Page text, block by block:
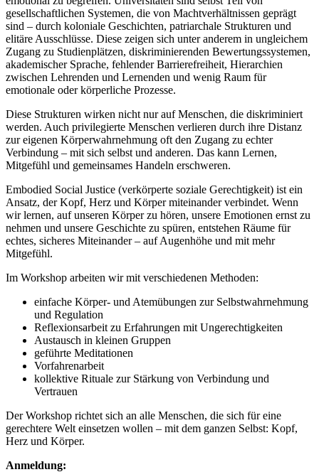
gesellschaftlichen Systemen, die von Machtverhältnissen geprägt
sind – durch koloniale Geschichten, patriarchale Strukturen und
elitäre Ausschlüsse. Diese zeigen sich unter anderem in ungleichem
Zugang zu Studienplätzen, diskriminierenden Bewertungssystemen,
akademischer Sprache, fehlender Barrierefreiheit, Hierarchien
zwischen Lehrenden und Lernenden und wenig Raum für
emotionale oder körperliche Prozesse.
Diese Strukturen wirken nicht nur auf Menschen, die diskriminiert
werden. Auch privilegierte Menschen verlieren durch ihre Distanz
zur eigenen Körperwahrnehmung oft den Zugang zu echter
Verbindung – mit sich selbst und anderen. Das kann Lernen,
Mitgefühl und gemeinsames Handeln erschweren.
Embodied Social Justice (verkörperte soziale Gerechtigkeit) ist ein
Ansatz, der Kopf, Herz und Körper miteinander verbindet. Wenn
wir lernen, auf unseren Körper zu hören, unsere Emotionen ernst zu
nehmen und unsere Geschichte zu spüren, entstehen Räume für
echtes, sicheres Miteinander – auf Augenhöhe und mit mehr
Mitgefühl.
Im Workshop arbeiten wir mit verschiedenen Methoden:
einfache Körper- und Atemübungen zur Selbstwahrnehmung
und Regulation
Reflexionsarbeit zu Erfahrungen mit Ungerechtigkeiten
Austausch in kleinen Gruppen
geführte Meditationen
Vorfahrenarbeit
kollektive Rituale zur Stärkung von Verbindung und
Vertrauen
Der Workshop richtet sich an alle Menschen, die sich für eine
gerechtere Welt einsetzen wollen – mit dem ganzen Selbst: Kopf,
Herz und Körper.
Anmeldung: